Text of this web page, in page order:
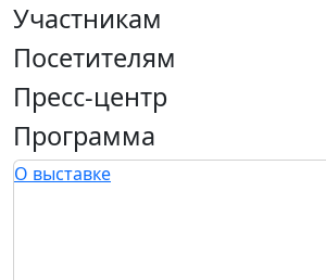
Участникам
Посетителям
Пресс-центр
Программа
О выставке